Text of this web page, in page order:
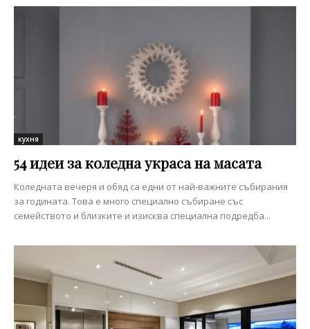
кухня
54 идеи за коледна украса на масата
Коледната вечеря и обяд са едни от най-важните събирания
за годината. Това е много специално събиране със
семейството и близките и изисква специална подредба...